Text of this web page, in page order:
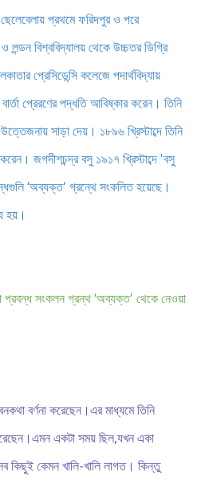
ছেলেবেলায় প্রথমে ফরিদপুর ও পরে
বিশ্ববিদ্যালয় থেকে উচ্চতর ডিগ্রি
প্রেসিডেন্সি কলেজে পদার্থবিদ্যায়
প্রেরণের পদ্ধতি আবিষ্কার করেন। তিনি
সাড়া দেয়। ১৮৯৬ খ্রিস্টাব্দে তিনি
জগদীশচন্দ্র বসু ১৯১৭ খ্রিস্টাব্দে 'বসু
‘অব্যক্ত' গ্রন্থে সংকলিত হয়েছে।
হয়।
প্রবন্ধ সংকলন গ্রন্থ ‘অব্যক্ত' থেকে নেওয়া
বর্ণনা করেছেন।এর মাধ্যমে তিনি
একটা সময় ছিল,যখন একা
কিছুই কেমন খালি-খালি লাগত। কিন্তু